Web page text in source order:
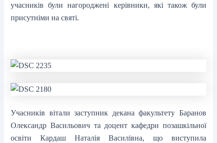
учасників були нагороджені керівники, які також були
присутніми на святі.
Учасників вітали заступник декана факультету Баранов
Олександр Васильович та доцент кафедри позашкільної
освіти Кардаш Наталія Василівна, що виступила